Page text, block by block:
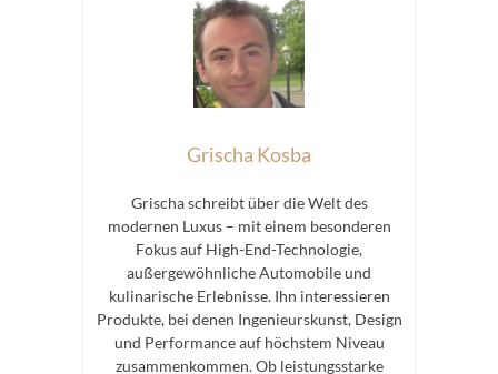
Grischa Kosba
Grischa schreibt über die Welt des
modernen Luxus – mit einem besonderen
Fokus auf High-End-Technologie,
außergewöhnliche Automobile und
kulinarische Erlebnisse. Ihn interessieren
Produkte, bei denen Ingenieurskunst, Design
und Performance auf höchstem Niveau
zusammenkommen. Ob leistungsstarke